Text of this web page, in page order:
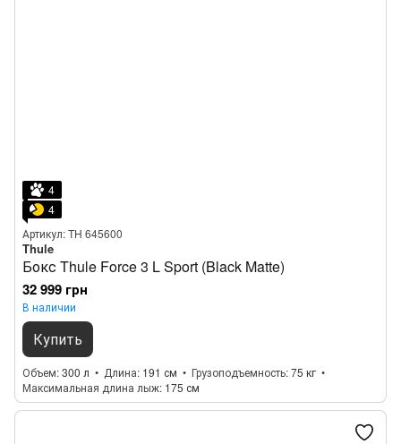
4
4
Артикул: TH 645600
Thule
Бокс Thule Force 3 L Sport (Black Matte)
32 999 грн
В наличии
Купить
Объем 300 л Длина 191 см Грузоподъемность 75 кг
Максимальная длина лыж 175 см